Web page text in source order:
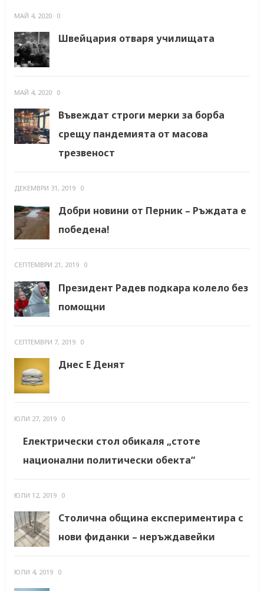
МАЙ 4, 2020 0
Швейцария отваря училищата
МАЙ 4, 2020 0
Въвеждат строги мерки за борба
срещу пандемията от масова
трезвеност
ДЕКЕМВРИ 31, 2019 0
Добри новини от Перник – Ръждата е
победена!
СЕПТЕМВРИ 21, 2019 0
Президент Радев подкара колело без
помощни
СЕПТЕМВРИ 7, 2019 0
Днес Е Денят
ЮЛИ 27, 2019 0
Електрически стол обикаля „стоте
национални политически обекта“
ЮЛИ 12, 2019 0
Столична община експериментира с
нови фиданки – неръждавейки
ЮЛИ 4, 2019 0